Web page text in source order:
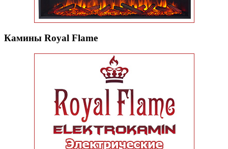
Камины Royal Flame